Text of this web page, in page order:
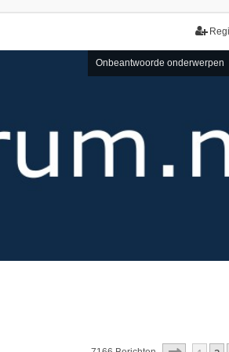
Onbeantwoorde onderwerpen